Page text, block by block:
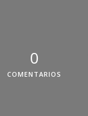
0
COMENTARIOS